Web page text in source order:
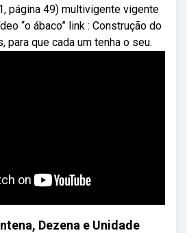
página 49) multivigente vigente
“o ábaco” link : Construção do
para que cada um tenha o seu.
Dezena e Unidade